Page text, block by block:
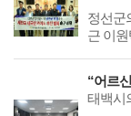
정선군
근 이
태백시